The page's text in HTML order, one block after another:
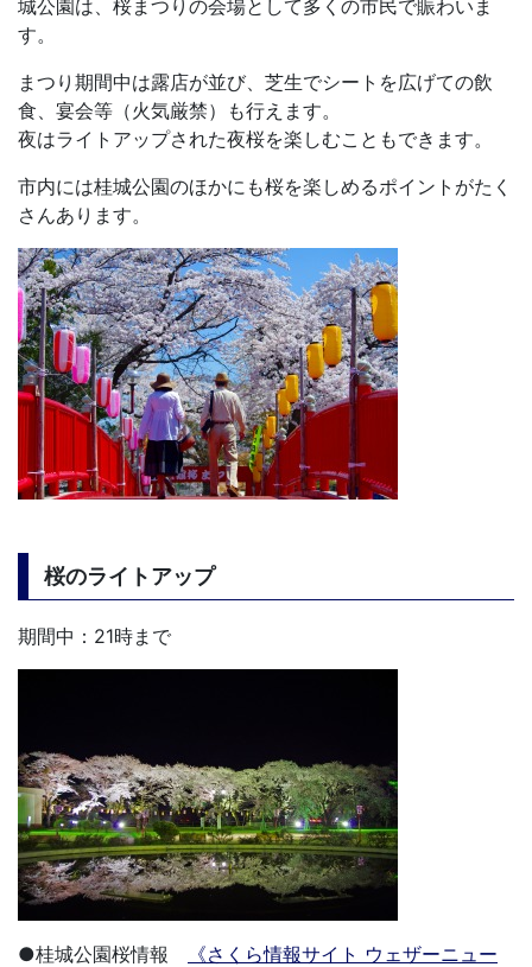
城公園は、桜まつりの会場として多くの市民で賑わいま
す。
まつり期間中は露店が並び、芝生でシートを広げての飲
食、宴会等（火気厳禁）も行えます。
夜はライトアップされた夜桜を楽しむこともできます。
市内には桂城公園のほかにも桜を楽しめるポイントがたく
さんあります。
桜のライトアップ
期間中：21時まで
●桂城公園桜情報
《さくら情報サイト ウェザーニュー